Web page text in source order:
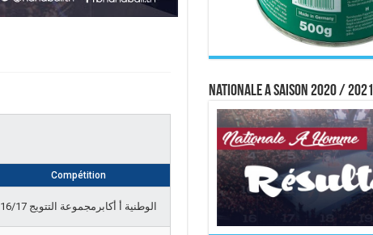
Compétition
الوطنية أ أكابرمجموعة التتويج 16/17
Nationale A saison 2020 / 2021